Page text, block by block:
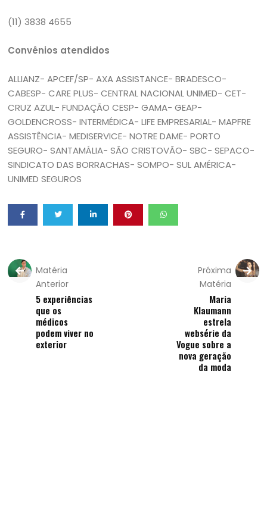
(11) 3838 4655
Convênios atendidos
ALLIANZ- APCEF/SP- AXA ASSISTANCE- BRADESCO-
CABESP- CARE PLUS- CENTRAL NACIONAL UNIMED- CET-
CRUZ AZUL- FUNDAÇÃO CESP- GAMA- GEAP-
GOLDENCROSS- INTERMÉDICA- LIFE EMPRESARIAL- MAPFRE
ASSISTÊNCIA- MEDISERVICE- NOTRE DAME- PORTO
SEGURO- SANTAMÁLIA- SÃO CRISTOVÃO- SBC- SEPACO-
SINDICATO DAS BORRACHAS- SOMPO- SUL AMÉRICA-
UNIMED SEGUROS
Matéria
Anterior
5 experiências
que os
médicos
podem viver no
exterior
Próxima
Matéria
Maria
Klaumann
estrela
websérie da
Vogue sobre a
nova geração
da moda